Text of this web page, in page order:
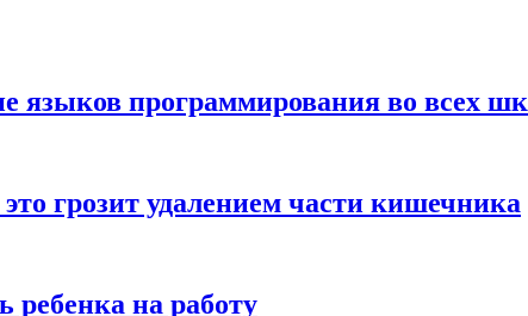
языков программирования во всех
грозит удалением части кишечника
ребенка на работу